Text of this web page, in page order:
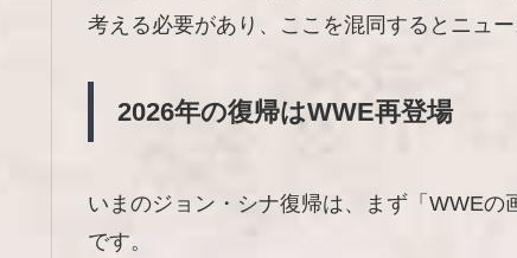
考える必要があり、ここを混同するとニュ
2026年の復帰はWWE再登場
いまのジョン・シナ復帰は、まず「WWE
です。